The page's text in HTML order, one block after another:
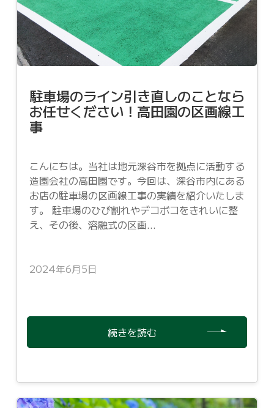
駐車場のライン引き直しのことなら
お任せください！高田園の区画線工
事
こんにちは。当社は地元深谷市を拠点に活動する
造園会社の高田園です。今回は、深谷市内にある
お店の駐車場の区画線工事の実績を紹介いたしま
す。 駐車場のひび割れやデコボコをきれいに整
え、その後、溶融式の区画...
2024年6月5日
続きを読む